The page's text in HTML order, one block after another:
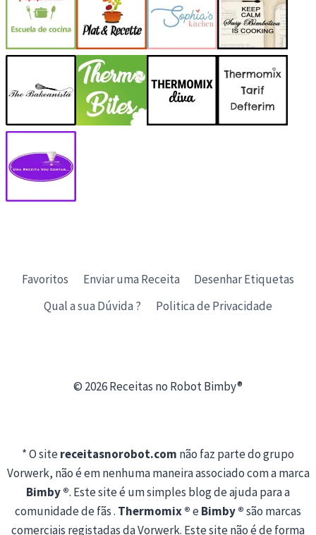
Favoritos Enviar uma Receita
Desenhar Etiquetas
Qual a sua Dúvida ?
Politica de Privacidade
© 2026 Receitas no Robot Bimby®
* O sitereceitasnorobot.com não faz parte do grupo
Vorwerk, não é em nenhuma maneira associado com a marca
Bimby ®. Este site é um simples blog de ajuda para a
comunidade de fãs . Thermomix ®eBimby ®são marcas
comerciais registadas da Vorwerk. Este site não é de forma